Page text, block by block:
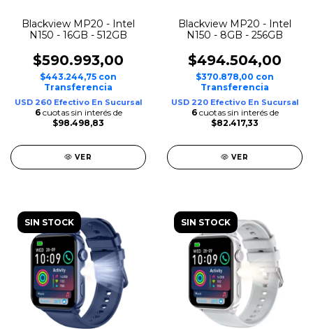
Blackview MP20 - Intel
N150 - 16GB - 512GB
$590.993,00
$443.244,75 con
Transferencia
USD 260 Efectivo En Sucursal
6 cuotas sin interés de
$98.498,83
VER
Blackview MP20 - Intel
N150 - 8GB - 256GB
$494.504,00
$370.878,00 con
Transferencia
USD 220 Efectivo En Sucursal
6 cuotas sin interés de
$82.417,33
VER
SIN STOCK SIN STOCK